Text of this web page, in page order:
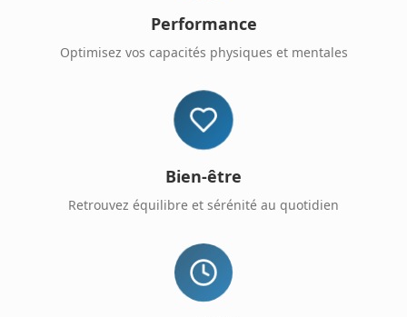
Performance
Optimisez vos capacités physiques et mentales
Bien-être
Retrouvez équilibre et sérénité au quotidien